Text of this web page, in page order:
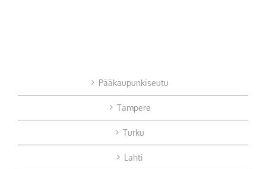
Pääkaupunkiseutu
Tampere
Turku
Lahti